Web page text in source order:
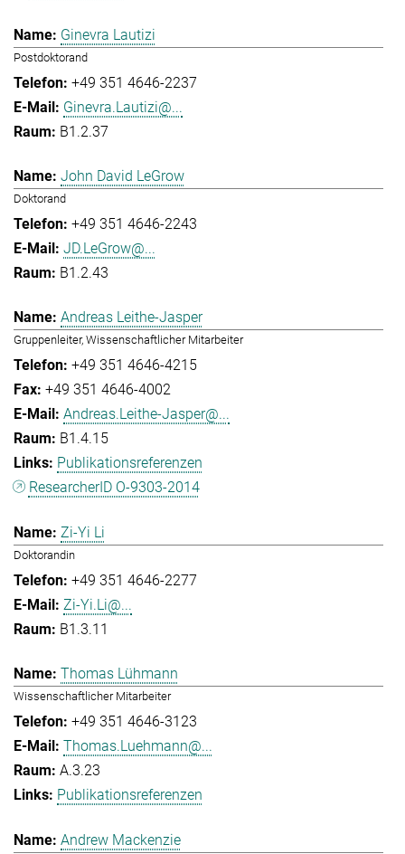
Ginevra Lautizi
Postdoktorand
+49 351 4646-2237
Ginevra.Lautizi@...
B1.2.37
John David LeGrow
Doktorand
+49 351 4646-2243
JD.LeGrow@...
B1.2.43
Andreas Leithe-Jasper
Gruppenleiter, Wissenschaftlicher Mitarbeiter
+49 351 4646-4215
+49 351 4646-4002
Andreas.Leithe-Jasper@...
B1.4.15
Publikationsreferenzen
ResearcherID O-9303-2014
Zi-Yi Li
Doktorandin
+49 351 4646-2277
Zi-Yi.Li@...
B1.3.11
Thomas Lühmann
Wissenschaftlicher Mitarbeiter
+49 351 4646-3123
Thomas.Luehmann@...
A.3.23
Publikationsreferenzen
Andrew Mackenzie